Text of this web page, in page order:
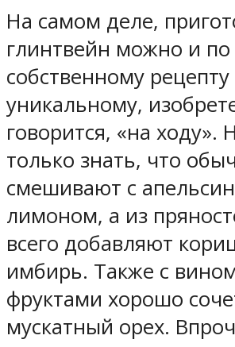
На самом деле,
глинтвейн можно и по
собственному рецепту
уникальному,
говорится, «на ходу».
только знать, что
смешивают с
лимоном, а из
всего добавляют
имбирь. Также с
фруктами хорошо
мускатный орех.